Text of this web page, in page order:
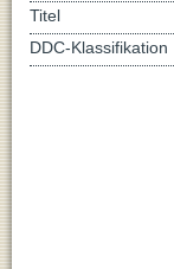
Titel
DDC-Klassifikation